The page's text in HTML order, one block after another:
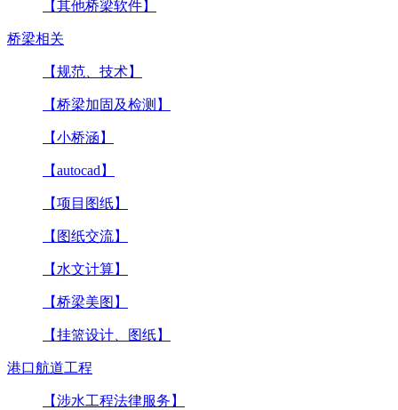
【其他桥梁软件】
桥梁相关
【规范、技术】
【桥梁加固及检测】
【小桥涵】
【autocad】
【项目图纸】
【图纸交流】
【水文计算】
【桥梁美图】
【挂篮设计、图纸】
港口航道工程
【涉水工程法律服务】